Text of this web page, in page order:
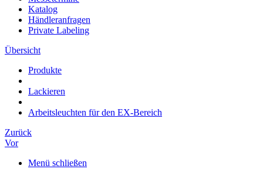
Katalog
Händleranfragen
Private Labeling
Übersicht
Produkte
Lackieren
Arbeitsleuchten für den EX-Bereich
Zurück
Vor
Menü schließen